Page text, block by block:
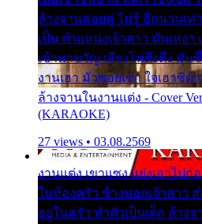
ล้างจานคอยคู่ ไม่รู้ อีกนานเท่
เป็น ตำแหน่งเจ้าสาว มันเหง
เข้าพาขวัญ เสียงโห่ตึงตึง มัน
งานเฮา มัวซอยเขา ใจเฮาซิ
ล้างจานในงานแต่ง - Cover
(KARAOKE)
27 views • 03.08.2569
งานแต่ง เขาแซง แย่งเอาไป
ในห้องครัว ข้างนอกเจ้าสาว
อยู่ในครัว ทำตัวเป็นเด็ก ล้าง